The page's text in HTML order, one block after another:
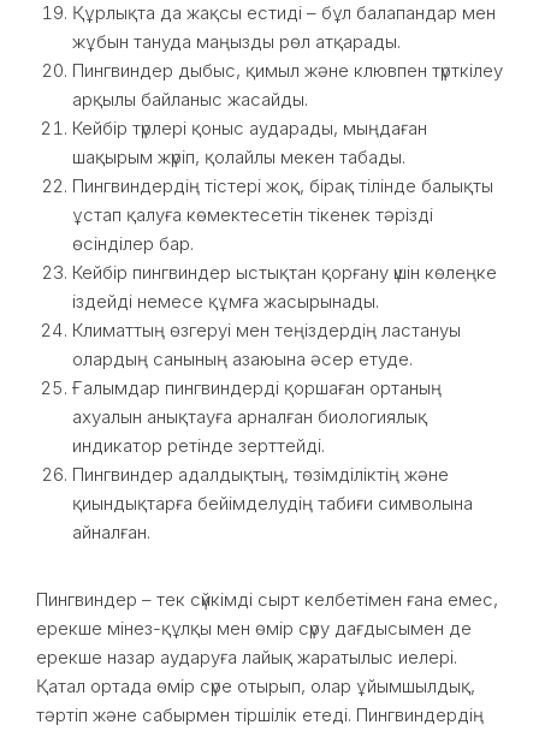
Құрлықта да жақсы естиді – бұл балапандар мен
жұбын тануда маңызды рөл атқарады.
Пингвиндер дыбыс, қимыл және клювпен түрткілеу
арқылы байланыс жасайды.
Кейбір түрлері қоныс аударады, мыңдаған
шақырым жүріп, қолайлы мекен табады.
Пингвиндердің тістері жоқ, бірақ тілінде балықты
ұстап қалуға көмектесетін тікенек тәрізді
өсінділер бар.
Кейбір пингвиндер ыстықтан қорғану үшін көлеңке
іздейді немесе құмға жасырынады.
Климаттың өзгеруі мен теңіздердің ластануы
олардың санының азаюына әсер етуде.
Ғалымдар пингвиндерді қоршаған ортаның
ахуалын анықтауға арналған биологиялық
индикатор ретінде зерттейді.
Пингвиндер адалдықтың, төзімділіктің және
қиындықтарға бейімделудің табиғи символына
айналған.
Пингвиндер – тек сүйкімді сырт келбетімен ғана емес,
ерекше мінез-құлқы мен өмір сүру дағдысымен де
ерекше назар аударуға лайық жаратылыс иелері.
Қатал ортада өмір сүре отырып, олар ұйымшылдық,
тәртіп және сабырмен тіршілік етеді. Пингвиндердің